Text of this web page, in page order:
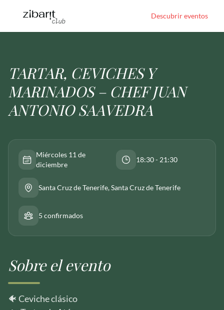
Descubrir eventos
TARTAR, CEVICHES Y
MARINADOS – CHEF JUAN
ANTONIO SAAVEDRA
Miércoles 11 de
diciembre
18:30 - 21:30
Santa Cruz de Tenerife, Santa Cruz de Tenerife
5 confirmados
Sobre el evento
🐠 Ceviche clásico